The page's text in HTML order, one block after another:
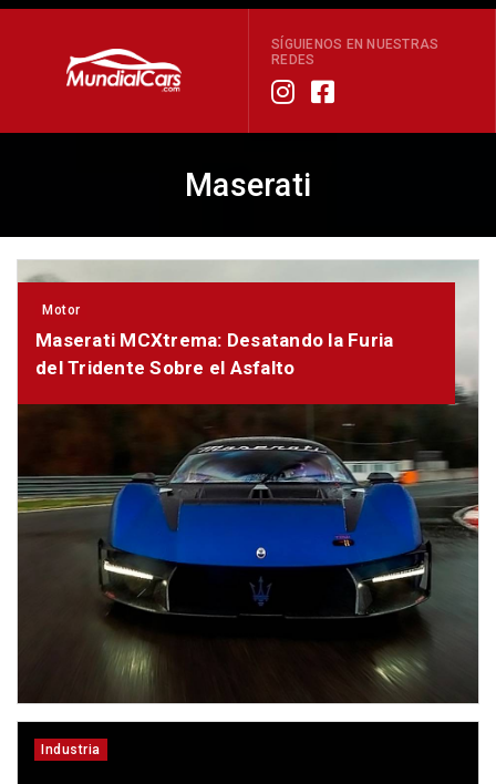
SÍGUIENOS EN NUESTRAS
REDES
Maserati
Motor
Maserati MCXtrema: Desatando la Furia
del Tridente Sobre el Asfalto
Industria